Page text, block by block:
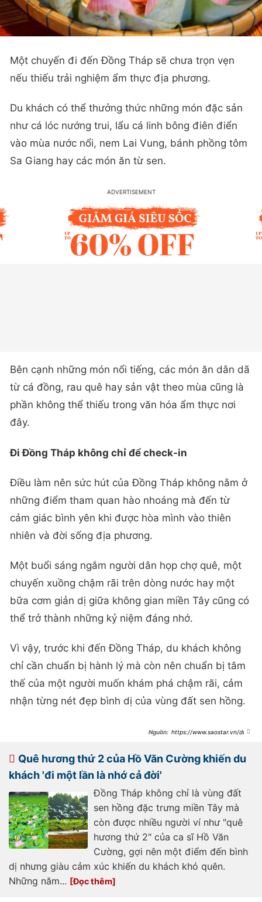
Một chuyến đi đến Đồng Tháp sẽ chưa trọn vẹn
nếu thiếu trải nghiệm ẩm thực địa phương.
Du khách có thể thưởng thức những món đặc sản
như cá lóc nướng trui, lẩu cá linh bông điên điển
vào mùa nước nổi, nem Lai Vung, bánh phồng tôm
Sa Giang hay các món ăn từ sen.
Bên cạnh những món nổi tiếng, các món ăn dân dã
từ cá đồng, rau quê hay sản vật theo mùa cũng là
phần không thể thiếu trong văn hóa ẩm thực nơi
đây.
Đi Đồng Tháp không chỉ để check-in
Điều làm nên sức hút của Đồng Tháp không nằm ở
những điểm tham quan hào nhoáng mà đến từ
cảm giác bình yên khi được hòa mình vào thiên
nhiên và đời sống địa phương.
Một buổi sáng ngắm người dân họp chợ quê, một
chuyến xuồng chậm rãi trên dòng nước hay một
bữa cơm giản dị giữa không gian miền Tây cũng có
thể trở thành những kỷ niệm đáng nhớ.
Vì vậy, trước khi đến Đồng Tháp, du khách không
chỉ cần chuẩn bị hành lý mà còn nên chuẩn bị tâm
thế của một người muốn khám phá chậm rãi, cảm
nhận từng nét đẹp bình dị của vùng đất sen hồng.
https://www.saostar.vn/du-
pha-que-ho-van-cuong-
202607071511412716.html
Quê hương thứ 2 của Hồ Văn Cường khiến du
khách 'đi một lần là nhớ cả đời'
Đồng Tháp không chỉ là vùng đất
sen hồng đặc trưng miền Tây mà
còn được nhiều người ví như "quê
hương thứ 2" của ca sĩ Hồ Văn
Cường, gợi nên một điểm đến bình
dị nhưng giàu cảm xúc khiến du khách khó quên.
Những năm...